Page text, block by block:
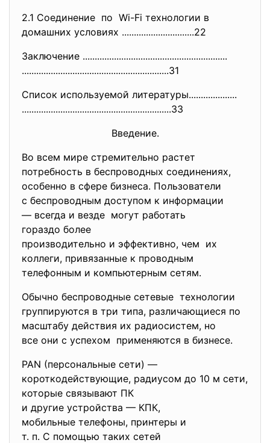
2.1 Соединение по Wi-Fi технологии в
домашних условиях ..............................22
Заключение ............................................................
.............................................................31
Список используемой литературы....................
..............................................................33
Введение.
Во всем мире стремительно растет
потребность в беспроводных соединениях,
особенно в сфере бизнеса. Пользователи
с беспроводным доступом к информации
— всегда и везде могут работать
гораздо более
производительно и эффективно, чем их
коллеги, привязанные к проводным
телефонным и компьютерным сетям.
Обычно беспроводные сетевые технологии
группируются в три типа, различающиеся по
масштабу действия их радиосистем, но
все они с успехом применяются в бизнесе.
PAN (персональные сети) —
короткодействующие, радиусом до 10 м сети,
которые связывают ПК
и другие устройства — КПК,
мобильные телефоны, принтеры и
т. п. С помощью таких сетей